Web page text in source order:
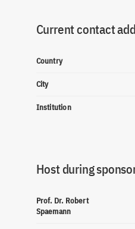
Current contact
Country
City
Institution
Host during
Prof. Dr. Robert
Spaemann